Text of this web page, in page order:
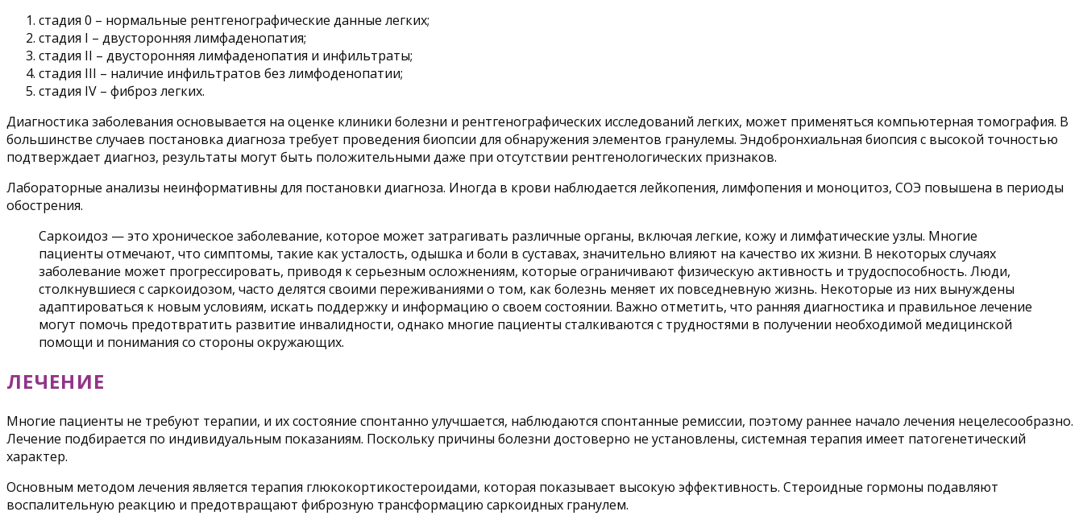
стадия 0 – нормальные рентгенографические данные легких;
стадия І – двусторонняя лимфаденопатия;
стадия ІІ – двусторонняя лимфаденопатия и инфильтраты;
стадия III – наличие инфильтратов без лимфоденопатии;
стадия IV – фиброз легких.
Диагностика заболевания основывается на оценке клиники болезни и рентгенографических исследований легких, может применяться компьютерная томография. В
большинстве случаев постановка диагноза требует проведения биопсии для обнаружения элементов гранулемы. Эндобронхиальная биопсия с высокой точностью
подтверждает диагноз, результаты могут быть положительными даже при отсутствии рентгенологических признаков.
Лабораторные анализы неинформативны для постановки диагноза. Иногда в крови наблюдается лейкопения, лимфопения и моноцитоз, СОЭ повышена в периоды
обострения.
Саркоидоз — это хроническое заболевание, которое может затрагивать различные органы, включая легкие, кожу и лимфатические узлы. Многие
пациенты отмечают, что симптомы, такие как усталость, одышка и боли в суставах, значительно влияют на качество их жизни. В некоторых случаях
заболевание может прогрессировать, приводя к серьезным осложнениям, которые ограничивают физическую активность и трудоспособность. Люди,
столкнувшиеся с саркоидозом, часто делятся своими переживаниями о том, как болезнь меняет их повседневную жизнь. Некоторые из них вынуждены
адаптироваться к новым условиям, искать поддержку и информацию о своем состоянии. Важно отметить, что ранняя диагностика и правильное лечение
могут помочь предотвратить развитие инвалидности, однако многие пациенты сталкиваются с трудностями в получении необходимой медицинской
помощи и понимания со стороны окружающих.
ЛЕЧЕНИЕ
Многие пациенты не требуют терапии, и их состояние спонтанно улучшается, наблюдаются спонтанные ремиссии, поэтому раннее начало лечения нецелесообразно.
Лечение подбирается по индивидуальным показаниям. Поскольку причины болезни достоверно не установлены, системная терапия имеет патогенетический
характер.
Основным методом лечения является терапия глюкокортикостероидами, которая показывает высокую эффективность. Стероидные гормоны подавляют
воспалительную реакцию и предотвращают фиброзную трансформацию саркоидных гранулем.